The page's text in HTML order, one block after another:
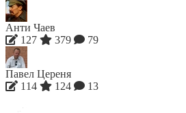
Анти Чаев
127
379 79
Павел Цереня
114
124 13